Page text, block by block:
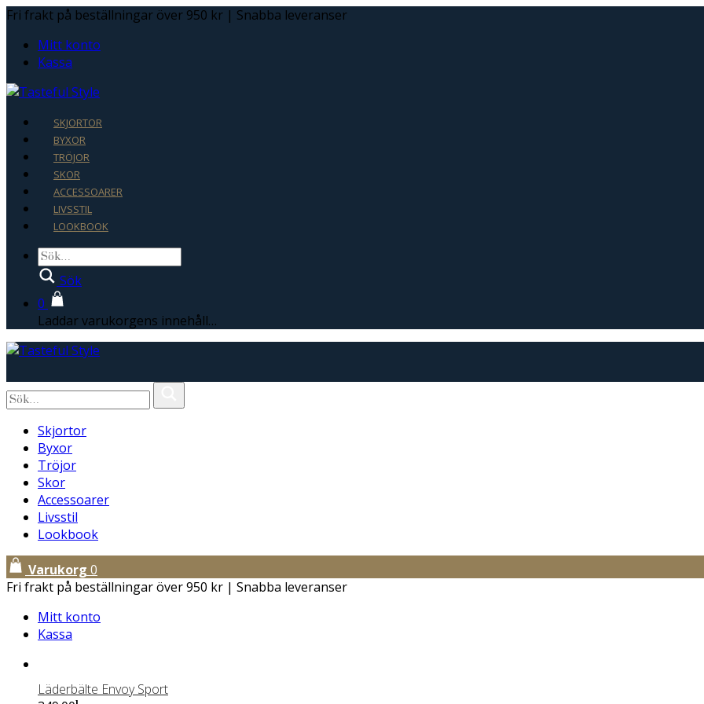
Fri frakt på beställningar över 950 kr | Snabba leveranser
Mitt konto
Kassa
SKJORTOR
BYXOR
TRÖJOR
SKOR
ACCESSOARER
LIVSSTIL
LOOKBOOK
Sök
0
Laddar varukorgens innehåll…
Skjortor
Byxor
Tröjor
Skor
Accessoarer
Livsstil
Lookbook
Varukorg 0
Fri frakt på beställningar över 950 kr | Snabba leveranser
Mitt konto
Kassa
Läderbälte Envoy Sport